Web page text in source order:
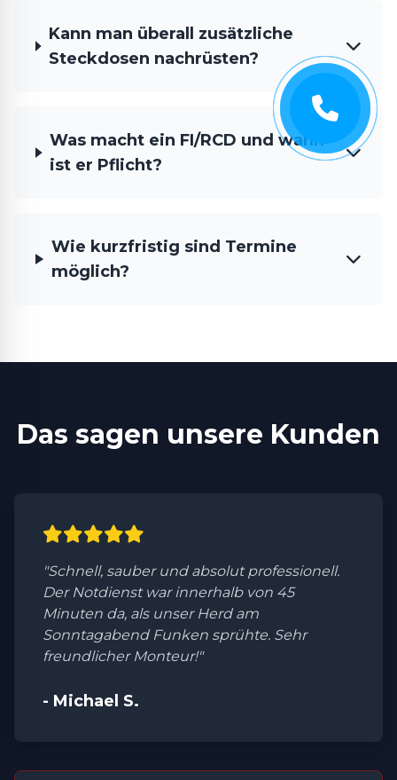
Kann man überall zusätzliche
Steckdosen nachrüsten?
Was macht ein FI/RCD und wann
ist er Pflicht?
Wie kurzfristig sind Termine
möglich?
Das sagen unsere Kunden
"Schnell, sauber und absolut professionell.
Der Notdienst war innerhalb von 45
Minuten da, als unser Herd am
Sonntagabend Funken sprühte. Sehr
freundlicher Monteur!"
- Michael S.